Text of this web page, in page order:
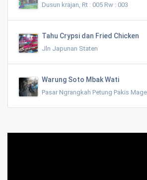
Dusun krajan, Rt : 005 Rw : 003
Tahu Crypsi dan Fried Chicken
Jln Japunan Staten
Warung Soto Mbak Wati
Pasar Ngrangkah Petung Pakis